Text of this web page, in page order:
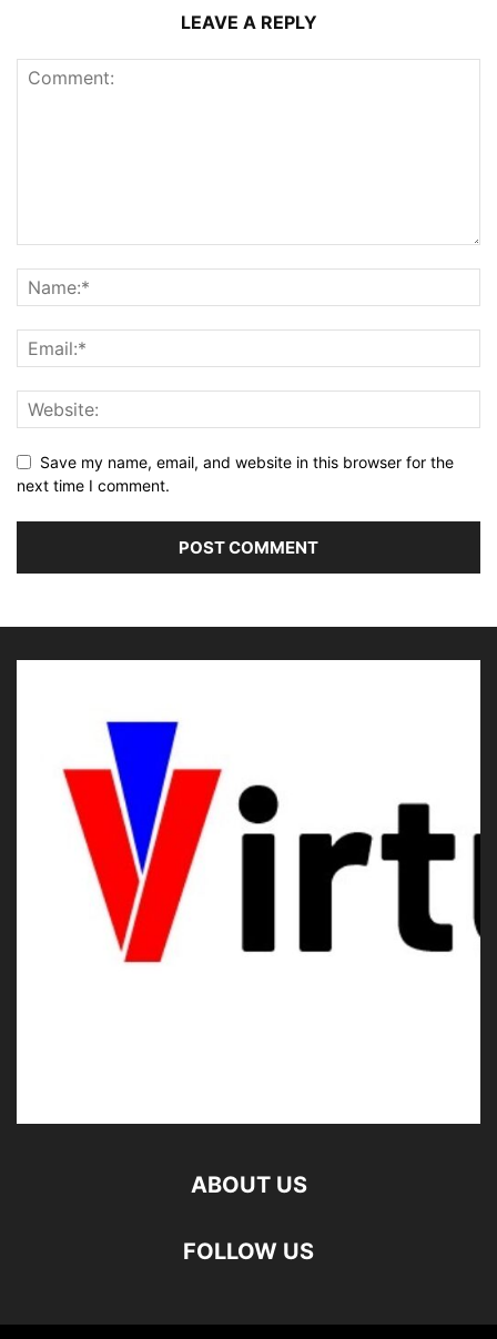
LEAVE A REPLY
Save my name, email, and website in this browser for the
next time I comment.
ABOUT US
FOLLOW US